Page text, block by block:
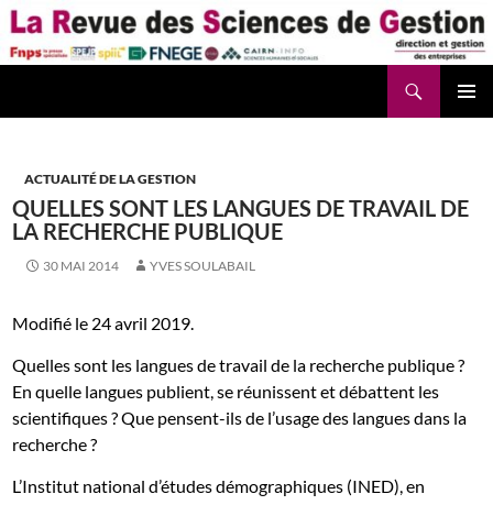
Aller
au
contenu
ACTUALITÉ DE LA GESTION
QUELLES SONT LES LANGUES DE TRAVAIL DE
LA RECHERCHE PUBLIQUE
30 MAI 2014 YVES SOULABAIL
Modifié le 24 avril 2019.
Quelles sont les langues de travail de la recherche publique ?
En quelle langues publient, se réunissent et débattent les
scientifiques ? Que pensent-ils de l’usage des langues dans la
recherche ?
L’Institut national d’études démographiques (INED), en